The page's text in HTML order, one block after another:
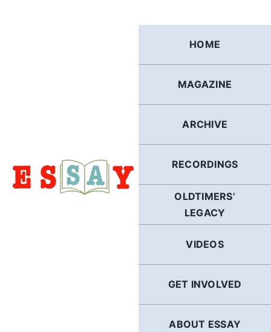
HOME
MAGAZINE
ARCHIVE
RECORDINGS
OLDTIMERS’
LEGACY
VIDEOS
GET INVOLVED
ABOUT ESSAY